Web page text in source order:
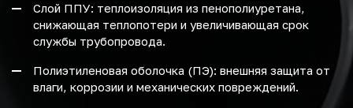
Слой ППУ: теплоизоляция из пенополиуретана,
снижающая теплопотери и увеличивающая срок
службы трубопровода.
Полиэтиленовая оболочка (ПЭ): внешняя защита от
влаги, коррозии и механических повреждений.